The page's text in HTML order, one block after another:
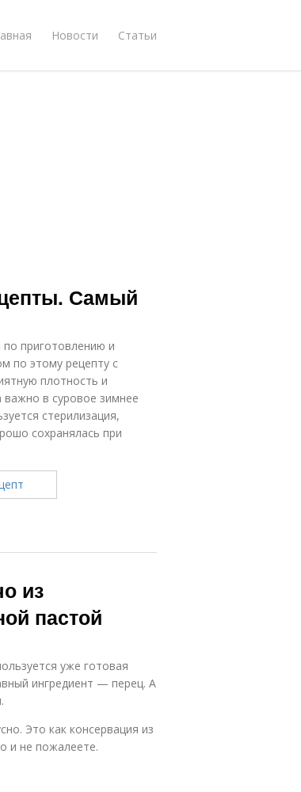
Новости Статьи
Самый
приготовлению и
по этому рецепту с
плотность и
в суровое зимнее
стерилизация,
сохранялась при
из
пастой
уже готовая
ингредиент — перец. А
Это как консервация из
и не пожалеете.